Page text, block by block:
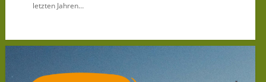
letzten Jahren…